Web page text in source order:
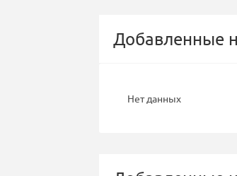
Добавленные
Нет данных